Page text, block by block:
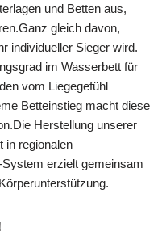
und Betten aus,
gleich davon,
individueller Sieger wird.
im Wasserbett für
vom Liegegefühl
Betteinstieg macht diese
Herstellung unserer
in regionalen
erzielt gemeinsam